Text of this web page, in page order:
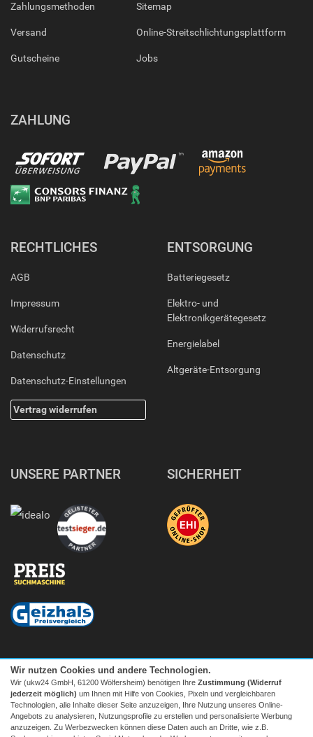
Zahlungsmethoden
Versand
Gutscheine
Sitemap
Online-Streitschlichtungsplattform
Jobs
ZAHLUNG
RECHTLICHES
AGB
Impressum
Widerrufsrecht
Datenschutz
Datenschutz-Einstellungen
Vertrag widerrufen
ENTSORGUNG
Batteriegesetz
Elektro- und
Elektronikgerätegesetz
Energielabel
Altgeräte-Entsorgung
UNSERE PARTNER SICHERHEIT
Wir nutzen Cookies und andere Technologien.
Wir (ukw24 GmbH, 61200 Wölfersheim) benötigen Ihre Zustimmung (Widerruf
jederzeit möglich) um Ihnen mit Hilfe von Cookies, Pixeln und vergleichbaren
Technologien, alle Inhalte dieser Seite anzuzeigen, Ihre Nutzung unseres Online-
Angebots zu analysieren, Nutzungsprofile zu erstellen und personalisierte Werbung
anzuzeigen. Zu Werbezwecken können diese Daten auch an Dritte, wie z.B.